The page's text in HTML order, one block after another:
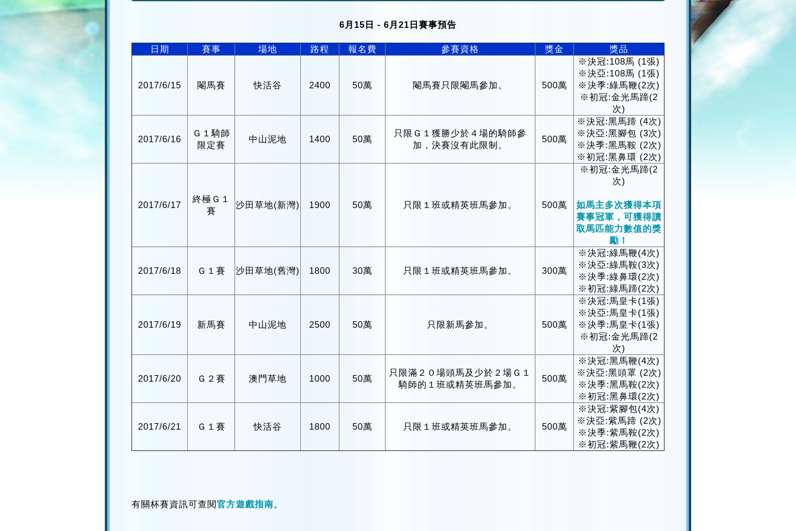
6月15日 - 6月21日賽事預告
日期 賽事 場地 路程 報名費 參賽資格 獎金 獎品
2017/6/15 閹馬賽 快活谷 2400 50萬 閹馬賽只限閹馬參加。 500萬
※決冠:108馬 (1張)
※決亞:108馬 (1張)
※決季:綠馬鞭(2次)
※初冠:金光馬蹄(2
次)
2017/6/16
Ｇ１騎師
限定賽
中山泥地 1400 50萬
只限Ｇ１獲勝少於４場的騎師參
加，決賽沒有此限制。
500萬
※決冠:黑馬蹄 (4次)
※決亞:黑腳包 (3次)
※決季:黑馬鞍 (2次)
※初冠:黑鼻環 (2次)
2017/6/17
終極Ｇ１
賽
沙田草地(新灣) 1900 50萬 只限１班或精英班馬參加。 500萬
※初冠:金光馬蹄(2
次)
如馬主多次獲得本項
賽事冠軍，可獲得讀
取馬匹能力數值的獎
勵！
2017/6/18 Ｇ１賽 沙田草地(舊灣) 1800 30萬 只限１班或精英班馬參加。 300萬
※決冠:綠馬鞭(4次)
※決亞:綠馬鞍(3次)
※決季:綠鼻環(2次)
※初冠:綠馬蹄(2次)
2017/6/19 新馬賽 中山泥地 2500 50萬 只限新馬參加。 500萬
※決冠:馬皇卡(1張)
※決亞:馬皇卡(1張)
※決季:馬皇卡(1張)
※初冠:金光馬蹄(2
次)
2017/6/20 Ｇ２賽 澳門草地 1000 50萬
只限滿２０場頭馬及少於２場Ｇ１
騎師的１班或精英班馬參加。
500萬
※決冠:黑馬鞭(4次)
※決亞:黑頭罩 (2次)
※決季:黑馬鞍(2次)
※初冠:黑鼻環(2次)
2017/6/21 Ｇ１賽 快活谷 1800 50萬 只限１班或精英班馬參加。 500萬
※決冠:紫腳包(4次)
※決亞:紫馬蹄 (2次)
※決季:紫馬鞍(2次)
※初冠:紫馬鞭(2次)
有關杯賽資訊可查閱官方遊戲指南。